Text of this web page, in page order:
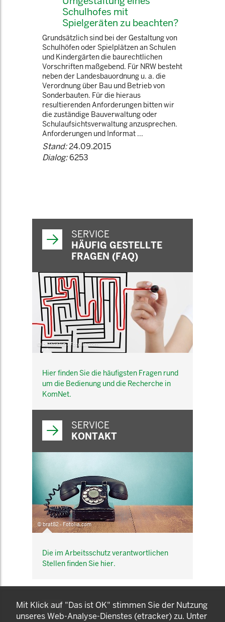
Schulhofes mit
Spielgeräten zu beachten?
Grundsätzlich sind bei der Gestaltung von
Schulhöfen oder Spielplätzen an Schulen
und Kindergärten die baurechtlichen
Vorschriften maßgebend. Für NRW besteht
neben der Landesbauordnung u. a. die
Verordnung über Bau und Betrieb von
Sonderbauten. Für die hieraus
resultierenden Anforderungen bitten wir
die zuständige Bauverwaltung oder
Schulaufsichtsverwaltung anzusprechen.
Anforderungen und Informat ...
Stand:24.09.2015
Dialog:6253
SERVICE
HÄUFIG GESTELLTE
FRAGEN (FAQ)
© belekekin - Fotolia.com
Hier finden Sie die häufigsten Fragen rund
um die Bedienung und die Recherche in
KomNet.
SERVICE
KONTAKT
© brat82 - Fotolia.com
Die im Arbeitsschutz verantwortlichen
Stellen finden Sie hier.
KOMNET
GUT BERATEN. GESUND
Mit Klick auf "Das ist OK" stimmen Sie der Nutzung
unseres Web-Analyse-Dienstes (etracker) zu. Unter